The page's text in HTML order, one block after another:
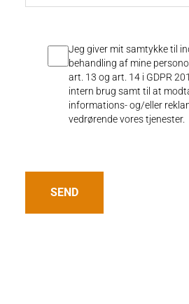
Jeg giver mit samtykke til
behandling af mine
art. 13 og art. 14 i GDPR
intern brug samt til at
informations- og/eller
vedrørende vores tjenester.